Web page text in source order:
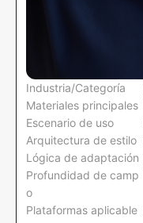
Industria/Categoría
Materiales principales
Escenario de uso
Arquitectura de estilo
Lógica de adaptación
Profundidad de camp
o
Plataformas aplicable